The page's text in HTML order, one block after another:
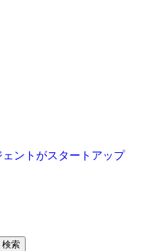
ントがスタートアップ
検索